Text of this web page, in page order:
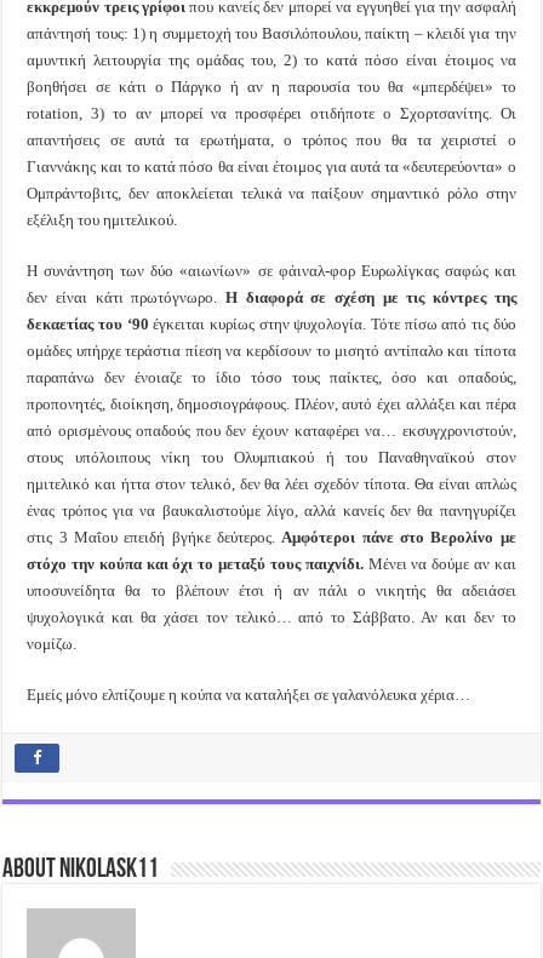
εκκρεμούν τρεις γρίφοιπου κανείς δεν μπορεί να εγγυηθεί για την ασφαλή
απάντησή τους: 1) η συμμετοχή του Βασιλόπουλου, παίκτη – κλειδί για την
αμυντική λειτουργία της ομάδας του, 2) το κατά πόσο είναι έτοιμος να
βοηθήσει σε κάτι ο Πάργκο ή αν η παρουσία του θα «μπερδέψει» το
rotation, 3) το αν μπορεί να προσφέρει οτιδήποτε ο Σχορτσανίτης. Οι
απαντήσεις σε αυτά τα ερωτήματα, ο τρόπος που θα τα χειριστεί ο
Γιαννάκης και το κατά πόσο θα είναι έτοιμος για αυτά τα «δευτερεύοντα» ο
Ομπράντοβιτς, δεν αποκλείεται τελικά να παίξουν σημαντικό ρόλο στην
εξέλιξη του ημιτελικού.
Η συνάντηση των δύο «αιωνίων» σε φάιναλ-φορ Ευρωλίγκας σαφώς και
δεν είναι κάτι πρωτόγνωρο. Η διαφορά σε σχέση με τις κόντρες της
δεκαετίας του ‘90 έγκειται κυρίως στην ψυχολογία. Τότε πίσω από τις δύο
ομάδες υπήρχε τεράστια πίεση να κερδίσουν το μισητό αντίπαλο και τίποτα
παραπάνω δεν ένοιαζε το ίδιο τόσο τους παίκτες, όσο και οπαδούς,
προπονητές, διοίκηση, δημοσιογράφους. Πλέον, αυτό έχει αλλάξει και πέρα
από ορισμένους οπαδούς που δεν έχουν καταφέρει να… εκσυγχρονιστούν,
στους υπόλοιπους νίκη του Ολυμπιακού ή του Παναθηναϊκού στον
ημιτελικό και ήττα στον τελικό, δεν θα λέει σχεδόν τίποτα. Θα είναι απλώς
ένας τρόπος για να βαυκαλιστούμε λίγο, αλλά κανείς δεν θα πανηγυρίζει
στις 3 Μαΐου επειδή βγήκε δεύτερος.Αμφότεροι πάνε στο Βερολίνο με
στόχο την κούπα και όχι το μεταξύ τους παιχνίδι. Μένει να δούμε αν και
υποσυνείδητα θα το βλέπουν έτσι ή αν πάλι ο νικητής θα αδειάσει
ψυχολογικά και θα χάσει τον τελικό… από το Σάββατο. Αν και δεν το
νομίζω.
Εμείς μόνο ελπίζουμε η κούπα να καταλήξει σε γαλανόλευκα χέρια…
About nikolask11